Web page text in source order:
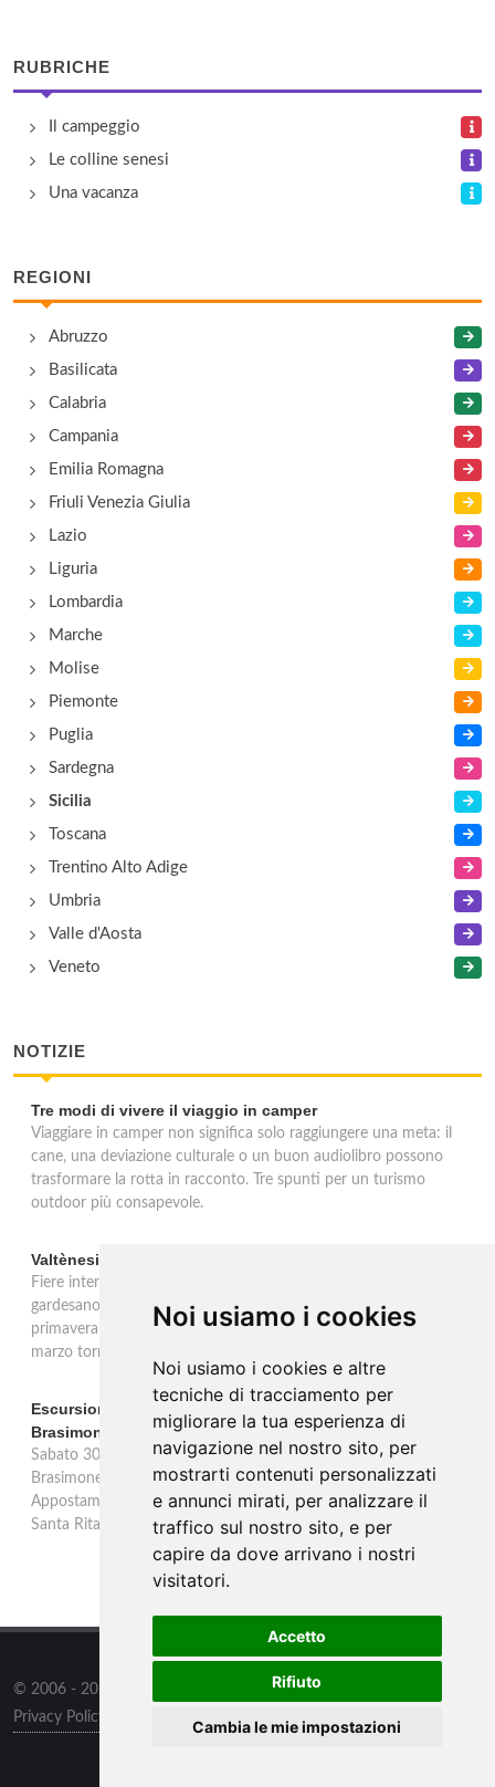
Noi usiamo i cookies
Noi usiamo i cookies e altre
tecniche di tracciamento per
migliorare la tua esperienza di
navigazione nel nostro sito, per
mostrarti contenuti personalizzati
e annunci mirati, per analizzare il
traffico sul nostro sito, e per
capire da dove arrivano i nostri
visitatori.
Accetto
Rifiuto
Cambia le mie impostazioni
Forza d'Agrò Mare
località Buzzuratti , Forza d'Agrò
Il Peloritano
La Focetta Sicula
Lo Scoglio
strada statale 113 km 164, Tusa
RUBRICHE
Il campeggio
Le colline senesi
Una vacanza
REGIONI
Abruzzo
Basilicata
Calabria
Campania
Emilia Romagna
Friuli Venezia Giulia
Lazio
Liguria
Lombardia
Marche
Molise
Piemonte
Puglia
Sardegna
Sicilia
Toscana
Trentino Alto Adige
Umbria
Valle d'Aosta
Veneto
NOTIZIE
Tre modi di vivere il viaggio in camper
Viaggiare in camper non significa solo raggiungere una meta: il
cane, una deviazione culturale o un buon audiolibro possono
trasformare la rotta in racconto. Tre spunti per un turismo
outdoor più consapevole.
Valtènesi: una primavera di eventi tra rosé e Lago di Garda
Fiere internazionali, eventi sul territorio e racconto del rosé
gardesano. Il Consorzio Valtènesi presenta il calendario della
primavera 2026 sulla sponda bresciana del Lago di Garda. Il 23
marzo torna La Prima del Valtènesi per stampa e operatori.
Escursione con appostamento ai Laghi di Suviana e
Brasimone: caccia fotografica alla fauna
Sabato 30 agosto escursione speciale ai Laghi di Suviana e
Brasimone dalle 17 alle 23 per osservare cervi, volpi, lepri e lupi.
Appostamento al crepuscolo nel massimo silenzio. Ritrovo Chiesa
Santa Rita al Brasimone, prenotazione obbligatoria.
© 2006 - 2026
tutti i diritti riservati.
Privacy Policy
Preferenze sui Cookies